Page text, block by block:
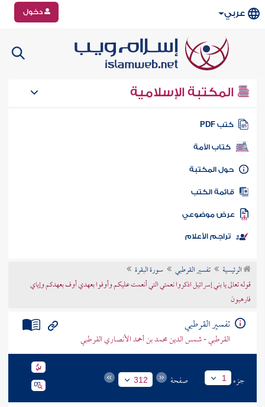
عربي دخول
المكتبة الإسلامية
كتب PDF
كتاب الأمة
المكتبة
الكتب
موضوعي
تراجم الأعلام
الرئيسية تفسير القرطبي
سورة البقرة
قوله تعالى يا بني إسرائيل اذكروا نعمتي التي أنعمت عليكم وأوفوا بعهدي أوف بعهدكم وإياي
فارهبون
تفسير القرطبي
القرطبي - شمس الدين محمد بن أحمد الأنصاري القرطبي
جزء 1 صفحة 312